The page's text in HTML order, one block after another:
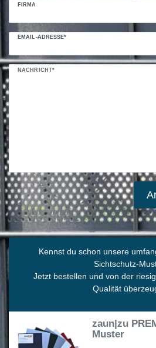
FIRMA
EMAIL-ADRESSE*
NACHRICHT*
Kennst du schon unsere
Sichtschutz-
Jetzt bestellen und von der
Qualität
zaun|zu
Muster